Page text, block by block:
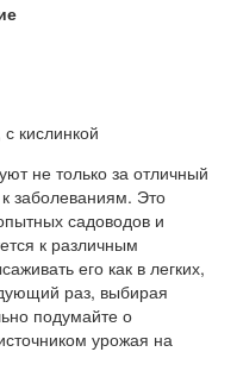
кислинкой
не только за отличный
заболеваниям. Это
садоводов и
к различным
его как в легких,
раз, выбирая
подумайте о
урожая на